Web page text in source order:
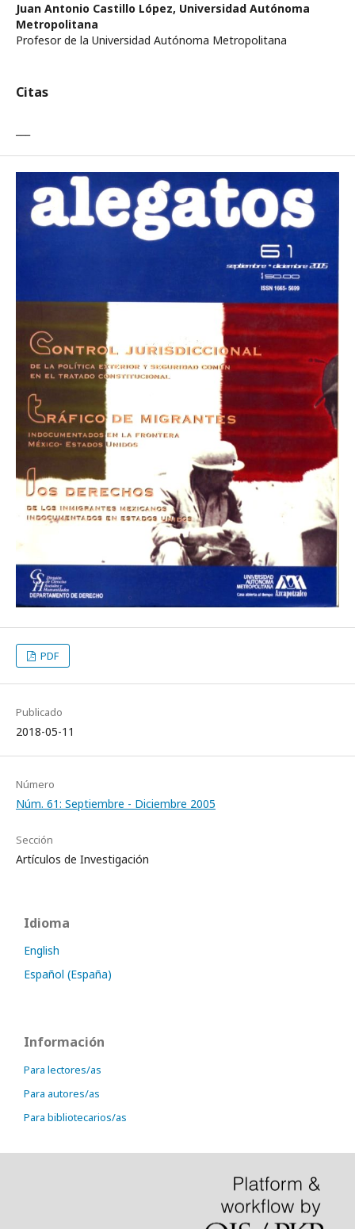
Juan Antonio Castillo López, Universidad Autónoma
Metropolitana
Profesor de la Universidad Autónoma Metropolitana
Citas
PDF
Publicado
2018-05-11
Número
Núm. 61: Septiembre - Diciembre 2005
Sección
Artículos de Investigación
Idioma
English
Español (España)
Información
Para lectores/as
Para autores/as
Para bibliotecarios/as